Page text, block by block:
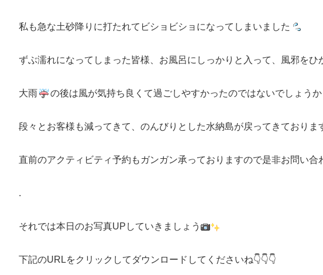
私も急な土砂降りに打たれてビショビショになってしまいました
ずぶ濡れになってしまった皆様、お風呂にしっかりと入って、風邪を
大雨 の後は風が気持ち良くて過ごしやすかったのではないでしょうか
段々とお客様も減ってきて、のんびりとした水納島が戻ってきておりま
直前のアクティビティ予約もガンガン承っておりますので是非お問い合
.
それでは本日のお写真UPしていきましょう
下記のURLをクリックしてダウンロードしてくださいね👇👇👇